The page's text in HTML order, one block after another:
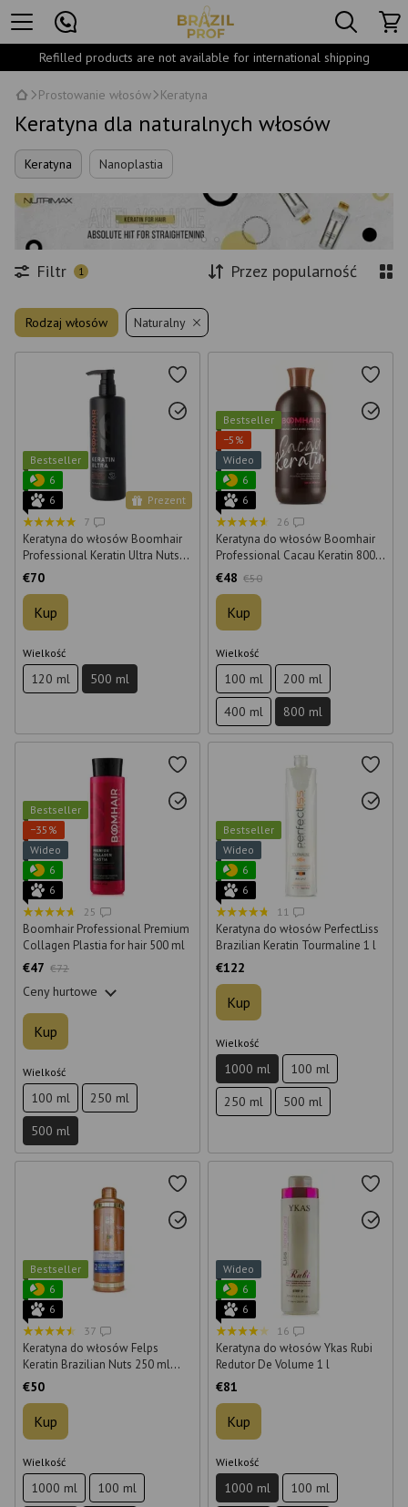
Refilled products are not available for international shipping
Prostowanie włosów Keratyna
Keratyna dla naturalnych włosów
Keratyna Nanoplastia
Filtr 1 Przez popularność
Rodzaj włosów Naturalny
Prezent
Bestseller
6
6
7
Keratyna do włosów Boomhair
Professional Keratin Ultra Nuts
500 ml
€70
Kup
Wielkość
120 ml 500 ml
Bestseller
−5%
Wideo
6
6
26
Keratyna do włosów Boomhair
Professional Cacau Keratin 800
ml
€48 €50
Kup
Wielkość
100 ml
200 ml
400 ml
800 ml
Bestseller
−35%
Wideo
6
6
25
Boomhair Professional Premium
Collagen Plastia for hair 500 ml
€47 €72
Ceny hurtowe
Kup
Wielkość
100 ml
250 ml
500 ml
Bestseller
Wideo
6
6
11
Keratyna do włosów PerfectLiss
Brazilian Keratin Tourmaline 1 l
€122
Kup
Wielkość
1000 ml
100 ml
250 ml
500 ml
Bestseller
6
6
37
Keratyna do włosów Felps
Keratin Brazilian Nuts 250 ml
(krok 2)
€50
Kup
Wielkość
1000 ml
100 ml
Wideo
6
6
16
Keratyna do włosów Ykas Rubi
Redutor De Volume 1 l
€81
Kup
Wielkość
1000 ml
100 ml